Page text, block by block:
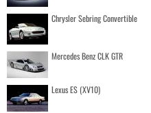
Chrysler Sebring Convertible
Mercedes Benz CLK GTR
Lexus ES (XV10)